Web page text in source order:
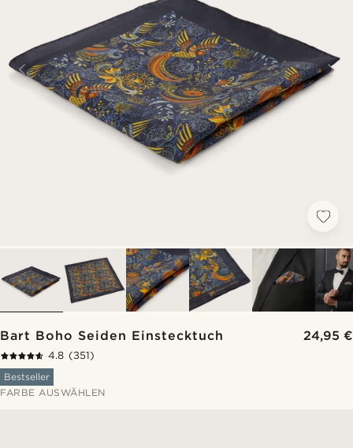
Bart Boho Seiden Einstecktuch 24,95 €
4.8 (351)
Bestseller
FARBE AUSWÄHLEN